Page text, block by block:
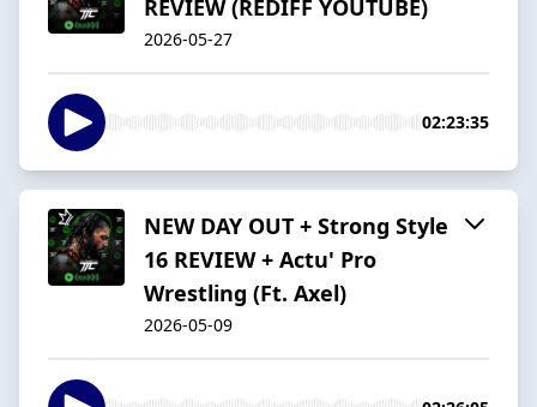
REVIEW (REDIFF YOUTUBE)
2026-05-27
02:23:35
NEW DAY OUT + Strong Style
16 REVIEW + Actu' Pro
Wrestling (Ft. Axel)
2026-05-09